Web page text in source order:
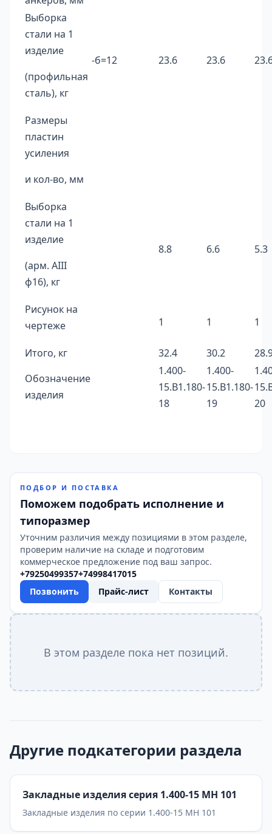
Выборка
стали на 1
изделие
(профильная
сталь), кг
-б=12 23.6 23.6
Размеры
пластин
усиления
и кол-во, мм
Выборка
стали на 1
изделие
(арм. AIII
ф16), кг
8.8 6.6 5.3
Рисунок на
чертеже
1 1 1
Итого, кг 32.4 30.2
Обозначение
изделия
1.400-
15.B1.180-
18
1.400-
15.B1.180-
19
20
ПОДБОР И ПОСТАВКА
Поможем подобрать исполнение и
типоразмер
Уточним различия между позициями в этом разделе,
проверим наличие на складе и подготовим
коммерческое предложение под ваш запрос.
+79250499357+74998417015
Позвонить
Прайс-лист Контакты
В этом разделе пока нет позиций.
Другие подкатегории раздела
Закладные изделия серия 1.400-15 МН 101
Закладные изделия по серии 1.400-15 МН 101